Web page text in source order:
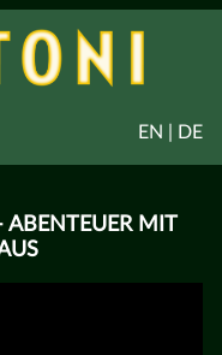
EN | DE
MIT